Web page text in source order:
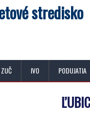
stredisko
ZUČ IVO PODUJATIA